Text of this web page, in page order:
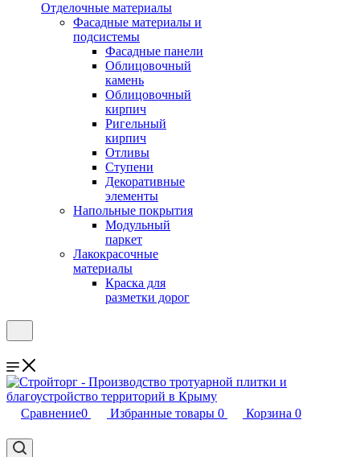
Отделочные материалы
Фасадные материалы и
подсистемы
Фасадные панели
Облицовочный
камень
Облицовочный
кирпич
Ригельный
кирпич
Отливы
Ступени
Декоративные
элементы
Напольные покрытия
Модульный
паркет
Лакокрасочные
материалы
Краска для
разметки дорог
Сравнение0 Избранные товары 0 Корзина 0